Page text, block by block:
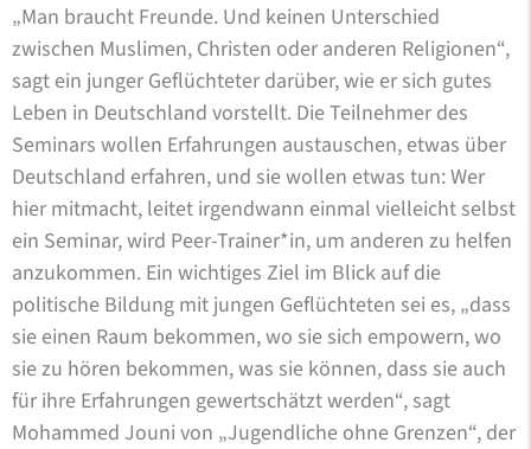
„Man braucht Freunde. Und keinen Unterschied
zwischen Muslimen, Christen oder anderen Religionen“,
sagt ein junger Geflüchteter darüber, wie er sich gutes
Leben in Deutschland vorstellt. Die Teilnehmer des
Seminars wollen Erfahrungen austauschen, etwas über
Deutschland erfahren, und sie wollen etwas tun: Wer
hier mitmacht, leitet irgendwann einmal vielleicht selbst
ein Seminar, wird Peer-Trainer*in, um anderen zu helfen
anzukommen. Ein wichtiges Ziel im Blick auf die
politische Bildung mit jungen Geflüchteten sei es, „dass
sie einen Raum bekommen, wo sie sich empowern, wo
sie zu hören bekommen, was sie können, dass sie auch
für ihre Erfahrungen gewertschätzt werden“, sagt
Mohammed Jouni von „Jugendliche ohne Grenzen“, der